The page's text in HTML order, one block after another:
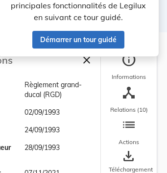
principales fonctionnalités de Legilux
en suivant ce tour guidé.
Démarrer un tour guidé
Lancer la recherche
Filtres
closeFermer la barre
Règlement grand-
ducal (RGD)
02/09/1993
24/09/1993
28/09/1993
info
Informations
device_hub
Relations (10)
list
Actions
save_alt
Téléchargement